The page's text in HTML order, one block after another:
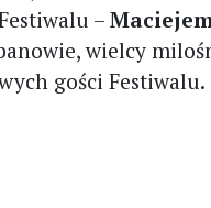
–
wielcy
gości Festiwalu.